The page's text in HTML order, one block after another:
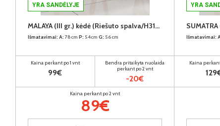
YRA SANDĖLYJE
MALAYA (III gr.) kėdė (Riešuto spalva/H31088-02 Šviesiai rudas)
Išmatavimai: A: 78cm P: 54cm G: 56cm
Kaina perkant po 1 vnt
99€
Bendra pritaikyta nuolaida
perkant po 2 vnt
-20€
Kaina perkant po 2 vnt
89€
YRA
Išmatavimai:
Kaina